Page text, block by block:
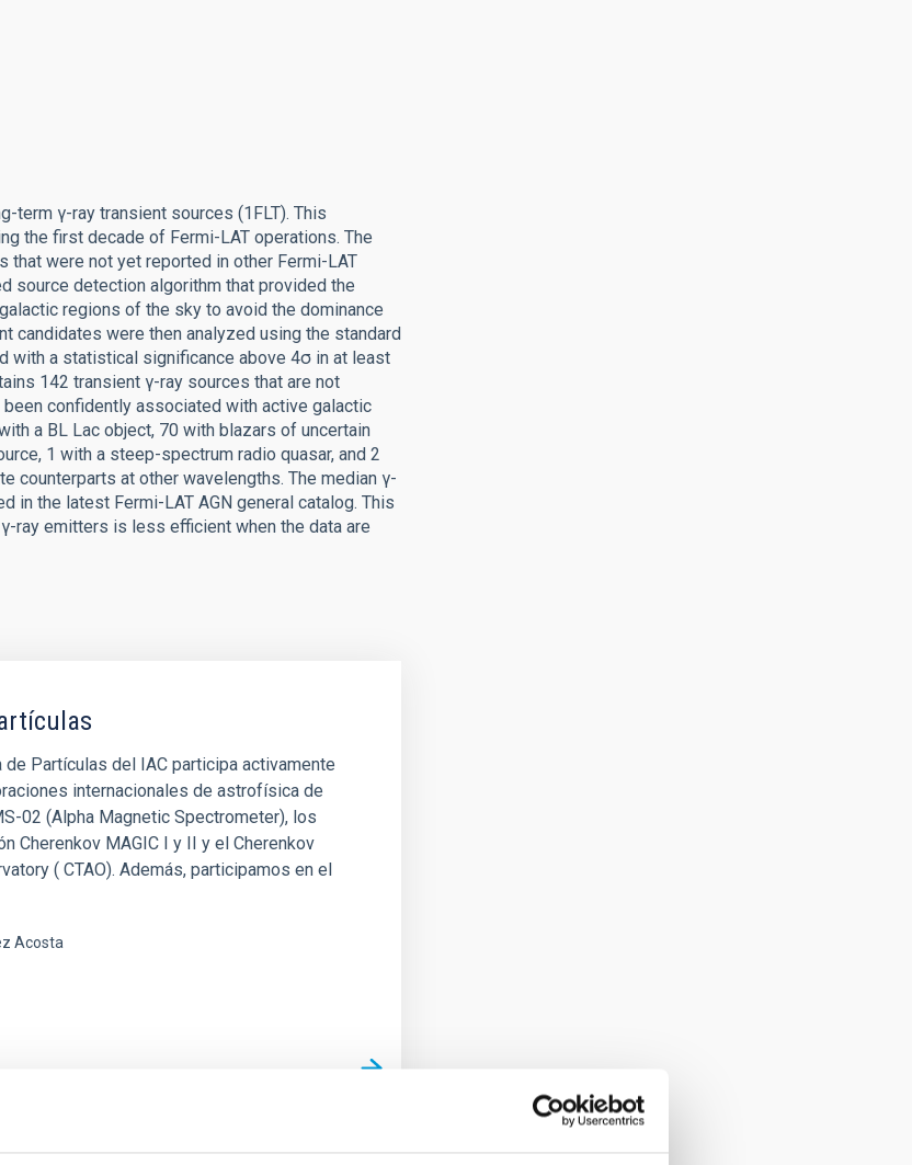
term γ-ray transient sources (1FLT). This
the first decade of Fermi-LAT operations. The
were not yet reported in other Fermi-LAT
source detection algorithm that provided the
regions of the sky to avoid the dominance
candidates were then analyzed using the standard
with a statistical significance above 4σ in at least
142 transient γ-ray sources that are not
confidently associated with active galactic
a BL Lac object, 70 with blazars of uncertain
1 with a steep-spectrum radio quasar, and 2
counterparts at other wavelengths. The median γ-
in the latest Fermi-LAT AGN general catalog. This
emitters is less efficient when the data are
Partículas del IAC participa activamente
internacionales de astrofísica de
02 (Alpha Magnetic Spectrometer), los
Cherenkov MAGIC I y II y el Cherenkov
( CTAO). Además, participamos en el
Acosta